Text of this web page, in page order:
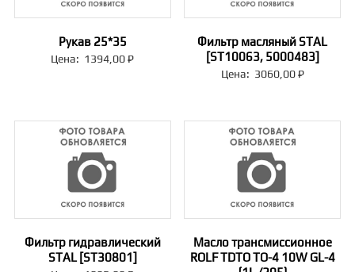
Рукав 25*35
Цена: 1394,00₽
Фильтр масляный STAL
[ST10063, 5000483]
Цена: 3060,00₽
Фильтр гидравлический
STAL [ST30801]
Масло трансмиссионное
ROLF TDTO TO-4 10W GL-4